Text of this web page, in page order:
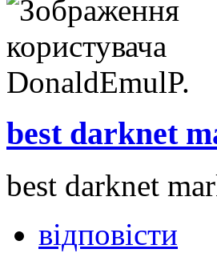
best darknet
best darknet
відповісти